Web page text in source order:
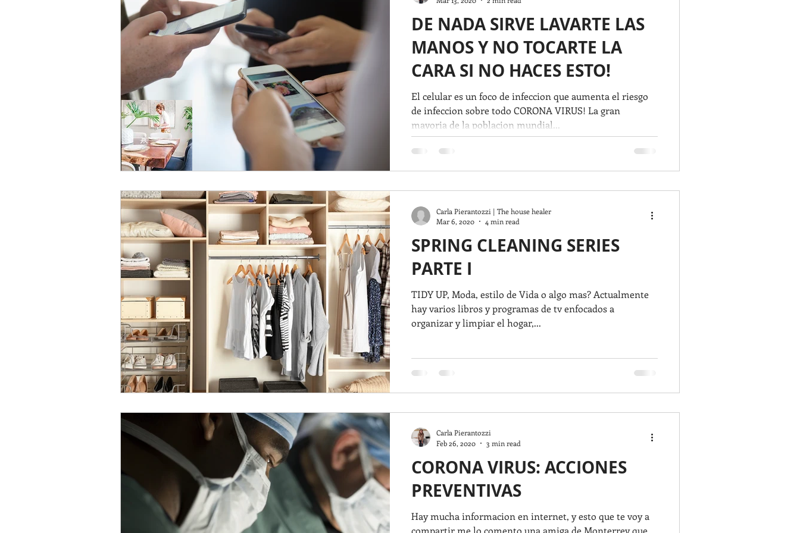
DE NADA SIRVE LAVARTE LAS
MANOS Y NO TOCARTE LA
CARA SI NO HACES ESTO!
El celular es un foco de infeccion que aumenta el riesgo
de infeccion sobre todo CORONA VIRUS! La gran
mayoria de la poblacion mundial...
SPRING CLEANING SERIES
PARTE I
TIDY UP, Moda, estilo de Vida o algo mas? Actualmente
hay varios libros y programas de tv enfocados a
organizar y limpiar el hogar,...
Carla Pierantozzi | The house healer
Mar 6, 2020
4 min read
CORONA VIRUS: ACCIONES
PREVENTIVAS
Hay mucha informacion en internet, y esto que te voy a
compartir me lo comento una amiga de Monterrey que
Carla Pierantozzi
Feb 26, 2020
3 min read